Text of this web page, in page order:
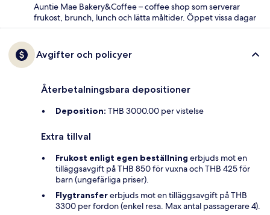
Auntie Mae Bakery&Coffee – coffee shop som serverar
frukost, brunch, lunch och lätta måltider. Öppet vissa dagar
Avgifter och policyer
Återbetalningsbara depositioner
Deposition: THB 3000.00 per vistelse
Extra tillval
Frukost enligt egen beställning erbjuds mot en
tilläggsavgift på THB 850 för vuxna och THB 425 för
barn (ungefärliga priser).
Flygtransfererbjuds mot en tilläggsavgift på THB
3300 per fordon (enkel resa. Max antal passagerare 4).